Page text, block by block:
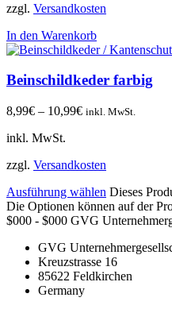
zzgl. Versandkosten
In den Warenkorb
Beinschildkeder farbig
8,99€ – 10,99€ inkl. MwSt.
inkl. MwSt.
zzgl. Versandkosten
Ausführung wählen Dieses
Die Optionen können auf der
$000 - $000 GVG
GVG
Kreuzstrasse 16
85622 Feldkirchen
Germany